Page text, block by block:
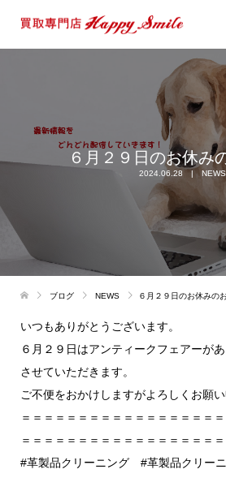
６月２９日のお休み
2024.06.28 NEWS
ブログ NEWS ６月２９日のお休みの
いつもありがとうございます。
６月２９日はアンティークフェアーが
させていただきます。
ご不便をおかけしますがよろしくお願い
＝＝＝＝＝＝＝＝＝＝＝＝＝＝＝＝＝
＝＝＝＝＝＝＝＝＝＝＝＝＝＝＝＝＝
#革製品クリーニング #革製品クリー